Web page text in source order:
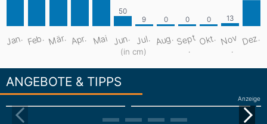
Jan. Feb. Mär. Apr. Mai Jun. Jul. Aug. S
e
pt
.
Okt. N
o
v
.
Dez.
(in cm)
ANGEBOTE & TIPPS
Anzeige